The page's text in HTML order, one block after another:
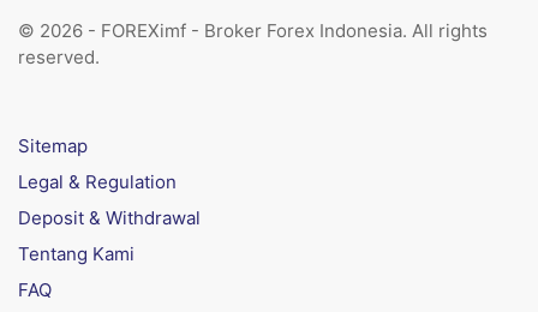
© 2026 - FOREXimf - Broker Forex Indonesia. All rights
reserved.
Sitemap
Legal & Regulation
Deposit & Withdrawal
Tentang Kami
FAQ